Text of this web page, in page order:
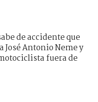
de accidente que
José Antonio Neme y
fuera de